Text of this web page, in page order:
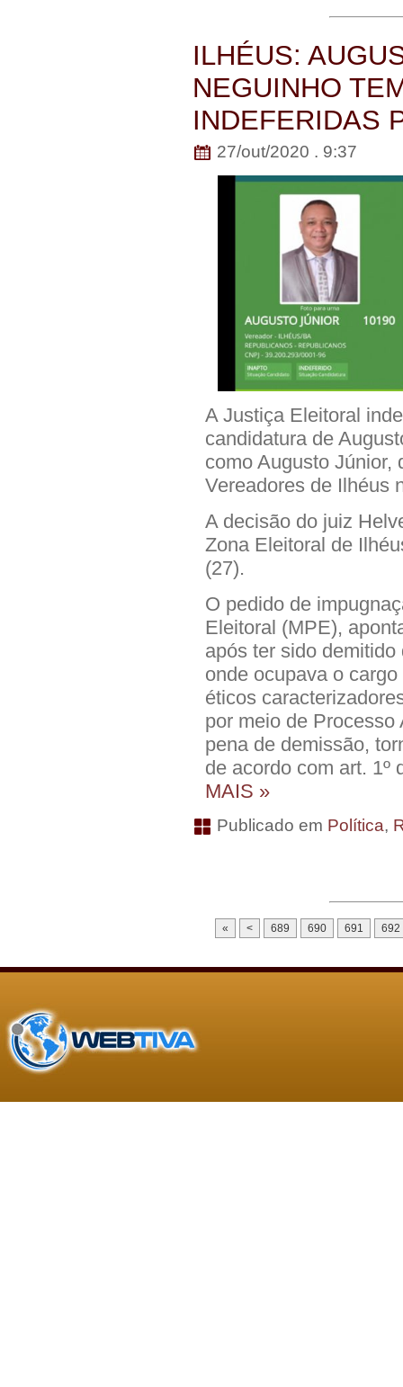
ILHÉUS:
NEGUINHO
INDEFERIDAS
27/out/2020 . 9:37
A Justiça Eleitoral
candidatura de
como Augusto Júnior,
Vereadores de Ilhéus
A decisão do juiz
Zona Eleitoral de
(27).
O pedido de
Eleitoral (MPE),
após ter sido
onde ocupava o
éticos
por meio de
pena de demissão,
de acordo com art.
MAIS »
Publicado em Política,
« < 689 690 691 692